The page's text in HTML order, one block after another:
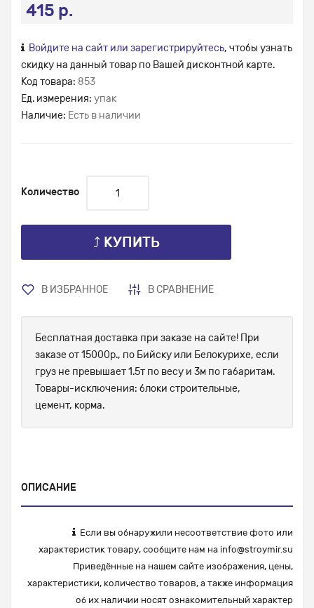
415 р.
Войдите на сайт или зарегистрируйтесь, чтобы узнать
скидку на данный товар по Вашей дисконтной карте.
Код товара: 853
Ед. измерения: упак
Наличие: Есть в наличии
Количество
⤴ КУПИТЬ
В ИЗБРАННОЕ В СРАВНЕНИЕ
Бесплатная доставка при заказе на сайте! При
заказе от 15000р., по Бийску или Белокурихе, если
груз не превышает 1.5т по весу и 3м по габаритам.
Товары-исключения: блоки строительные,
цемент, корма.
ОПИСАНИЕ
Если вы обнаружили несоответствие фото или
характеристик товару, сообщите нам на info@stroymir.su
Приведённые на нашем сайте изображения, цены,
характеристики, количество товаров, а также информация
об их наличии носят ознакомительный характер